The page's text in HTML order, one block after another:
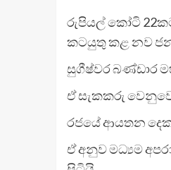
රුපියල් කෝටි
කටයුතු කළ නව
සුගීෂ්වර බණ්ඩාර
ඒ සැකකරු
රජයේ ආයතන
ඒ අනුව මධ්‍යම